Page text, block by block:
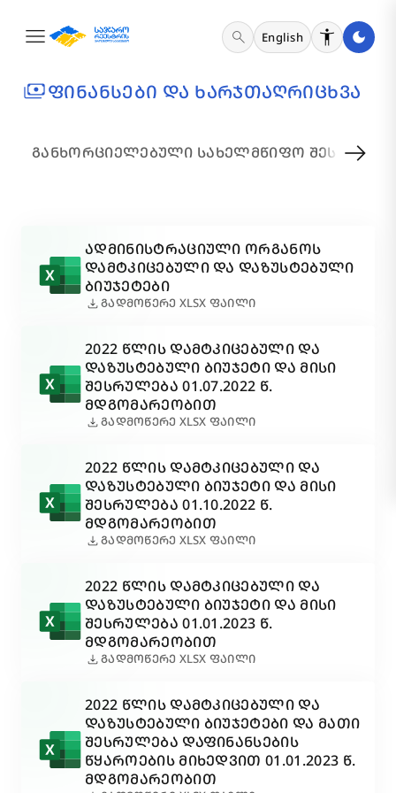
menu search English
paymentsᲤᲘᲜᲐᲜᲡᲔᲑᲘ ᲓᲐ ᲮᲐᲠᲯᲗᲐᲦᲠᲘᲪᲮᲕᲐ
ᲒᲐᲜᲮᲝᲠᲪᲘᲔᲚᲔᲑᲣᲚᲘ ᲡᲐᲮᲔᲚᲛᲬᲘᲤᲝ arrow_right_alt
ᲐᲓᲛᲘᲜᲘᲡᲢᲠᲐᲪᲘᲣᲚᲘ ᲝᲠᲒᲐᲜᲝᲡ
ᲓᲐᲛᲢᲙᲘᲪᲔᲑᲣᲚᲘ ᲓᲐ ᲓᲐᲖᲣᲡᲢᲔᲑᲣᲚᲘ
ᲑᲘᲣᲯᲔᲢᲔᲑᲘ
downloadᲒᲐᲓᲛᲝᲬᲔᲠᲔ XLSX ᲤᲐᲘᲚᲘ
2022 ᲬᲚᲘᲡ ᲓᲐᲛᲢᲙᲘᲪᲔᲑᲣᲚᲘ ᲓᲐ
ᲓᲐᲖᲣᲡᲢᲔᲑᲣᲚᲘ ᲑᲘᲣᲯᲔᲢᲘ ᲓᲐ ᲛᲘᲡᲘ
ᲨᲔᲡᲠᲣᲚᲔᲑᲐ 01.07.2022 Წ.
ᲛᲓᲒᲝᲛᲐᲠᲔᲝᲑᲘᲗ
downloadᲒᲐᲓᲛᲝᲬᲔᲠᲔ XLSX ᲤᲐᲘᲚᲘ
2022 ᲬᲚᲘᲡ ᲓᲐᲛᲢᲙᲘᲪᲔᲑᲣᲚᲘ ᲓᲐ
ᲓᲐᲖᲣᲡᲢᲔᲑᲣᲚᲘ ᲑᲘᲣᲯᲔᲢᲘ ᲓᲐ ᲛᲘᲡᲘ
ᲨᲔᲡᲠᲣᲚᲔᲑᲐ 01.10.2022 Წ.
ᲛᲓᲒᲝᲛᲐᲠᲔᲝᲑᲘᲗ
downloadᲒᲐᲓᲛᲝᲬᲔᲠᲔ XLSX ᲤᲐᲘᲚᲘ
2022 ᲬᲚᲘᲡ ᲓᲐᲛᲢᲙᲘᲪᲔᲑᲣᲚᲘ ᲓᲐ
ᲓᲐᲖᲣᲡᲢᲔᲑᲣᲚᲘ ᲑᲘᲣᲯᲔᲢᲘ ᲓᲐ ᲛᲘᲡᲘ
ᲨᲔᲡᲠᲣᲚᲔᲑᲐ 01.01.2023 Წ.
ᲛᲓᲒᲝᲛᲐᲠᲔᲝᲑᲘᲗ
downloadᲒᲐᲓᲛᲝᲬᲔᲠᲔ XLSX ᲤᲐᲘᲚᲘ
2022 ᲬᲚᲘᲡ ᲓᲐᲛᲢᲙᲘᲪᲔᲑᲣᲚᲘ ᲓᲐ
ᲓᲐᲖᲣᲡᲢᲔᲑᲣᲚᲘ ᲑᲘᲣᲯᲔᲢᲔᲑᲘ ᲓᲐ ᲛᲐᲗᲘ
ᲨᲔᲡᲠᲣᲚᲔᲑᲐ ᲓᲐᲤᲘᲜᲐᲜᲡᲔᲑᲘᲡ
ᲬᲧᲐᲠᲝᲔᲑᲘᲡ ᲛᲘᲮᲔᲓᲕᲘᲗ 01.01.2023 Წ.
ᲛᲓᲒᲝᲛᲐᲠᲔᲝᲑᲘᲗ